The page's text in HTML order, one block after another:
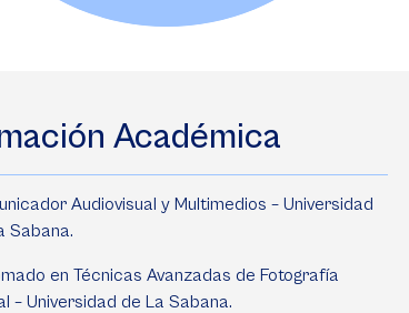
Académica
Audiovisual y Multimedios – Universidad
Sabana.
en Técnicas Avanzadas de Fotografía
– Universidad de La Sabana.